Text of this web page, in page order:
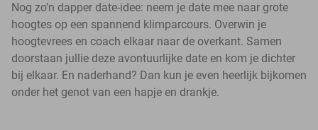
Nog zo’n dapper date-idee: neem je date mee naar grote
hoogtes op een spannend klimparcours. Overwin je
hoogtevrees en coach elkaar naar de overkant. Samen
doorstaan jullie deze avontuurlijke date en kom je dichter
bij elkaar. En naderhand? Dan kun je even heerlijk bijkomen
onder het genot van een hapje en drankje.